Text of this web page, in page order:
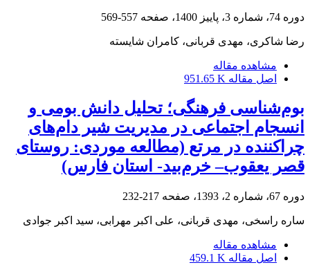
دوره 74، شماره 3، پاییز 1400، صفحه 557-569
رضا شاکری، مهدی قربانی، کامران شایسته
مشاهده مقاله
اصل مقاله 951.65 K
بوم‌شناسی فرهنگی؛ تحلیل دانش بومی و
انسجام اجتماعی در مدیریت شیر دام‌های
چراکننده در مرتع (مطالعه موردی: روستای
قصر یعقوب‌– خرم‌بید- استان فارس)
دوره 67، شماره 2، 1393، صفحه 217-232
ساره راسخی، مهدی قربانی، علی اکبر مهرابی، سید اکبر جوادی
مشاهده مقاله
اصل مقاله 459.1 K